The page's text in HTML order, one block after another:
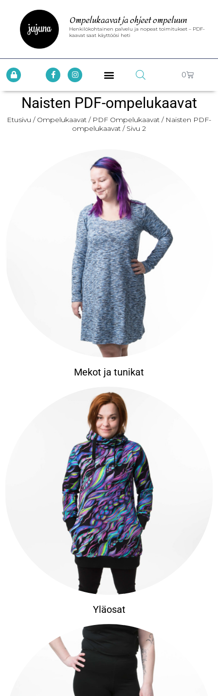
Ompelukaavat ja ohjeet ompeluun
Henkilökohtainen palvelu ja nopeat toimitukset – PDF-
kaavat saat käyttöösi heti
0
Naisten PDF-ompelukaavat
Etusivu / Ompelukaavat / PDF Ompelukaavat / Naisten PDF-
ompelukaavat / Sivu 2
Mekot ja tunikat
Yläosat